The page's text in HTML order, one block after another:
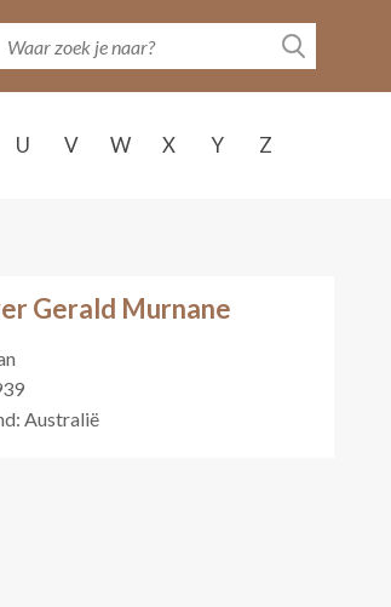
U V W X Y Z
Gerald Murnane
Australië